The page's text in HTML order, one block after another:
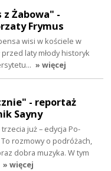
z Żabowa" -
Frymus
wisi w kościele w
laty młody historyk
» więcej
- reportaż
Sayny
już – edycja Po-
rozmowy o podróżach,
dobra muzyka. W tym
» więcej